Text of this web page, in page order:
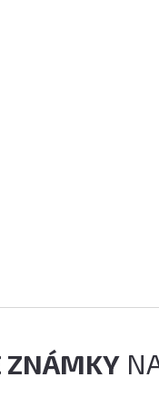
ZNÁMKY